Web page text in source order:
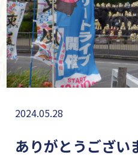
2024.05.28
ありがとうござい